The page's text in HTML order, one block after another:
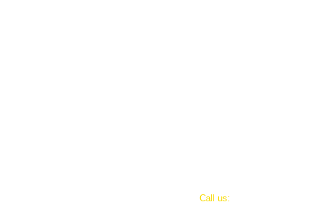
​​Call us: